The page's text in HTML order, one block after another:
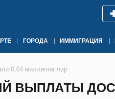
ГОРОДА ИММИГРАЦИЯ
0,64 миллиона лир
ВЫПЛАТЫ